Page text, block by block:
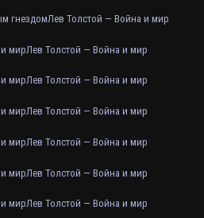
гнездомЛев Толстой — Война и мир
мирЛев Толстой — Война и мир
мирЛев Толстой — Война и мир
мирЛев Толстой — Война и мир
мирЛев Толстой — Война и мир
мирЛев Толстой — Война и мир
мирЛев Толстой — Война и мир